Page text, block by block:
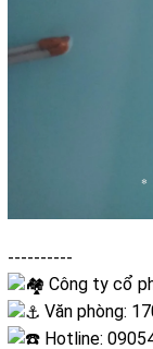
----------
Công ty cổ
Văn phòng:
Hotline:
❄